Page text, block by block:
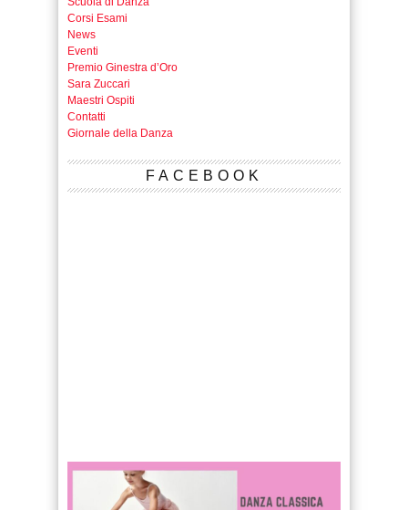
Corsi Esami
News
Eventi
Premio Ginestra d’Oro
Sara Zuccari
Maestri Ospiti
Contatti
Giornale della Danza
FACEBOOK